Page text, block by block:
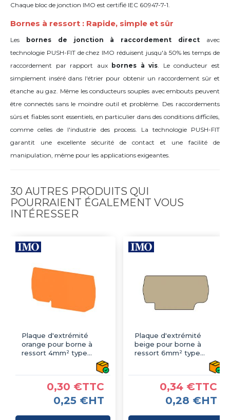
Chaque bloc de jonction IMO est certifié IEC 60947-7-1.
Bornes à ressort : Rapide, simple et sûr
Les bornes de jonction à raccordement direct avec
technologie PUSH-FIT de chez IMO réduisent jusqu'à 50% les temps de
raccordement par rapport aux
bornes à vis . Le conducteur est
simplement inséré dans l'étrier pour obtenir un raccordement sûr et
étanche au gaz. Même les conducteurs souples avec embouts peuvent
être connectés sans le moindre outil et problème. Des raccordements
sûrs et fiables sont essentiels, en particulier dans des conditions difficiles,
comme celles de l'industrie des process. La technologie PUSH-FIT
garantit une excellente sécurité de contact et une facilité de
manipulation, même pour les applications exigeantes.
30 AUTRES PRODUITS QUI
POURRAIENT ÉGALEMENT VOUS
INTÉRESSER
Plaque d'extrémité
orange pour borne à
ressort 4mm² type
0,30 €TTC
0,25 €HT
Plaque d'extrémité
beige pour borne à
ressort 6mm² type
0,34 €TTC
0,28 €HT